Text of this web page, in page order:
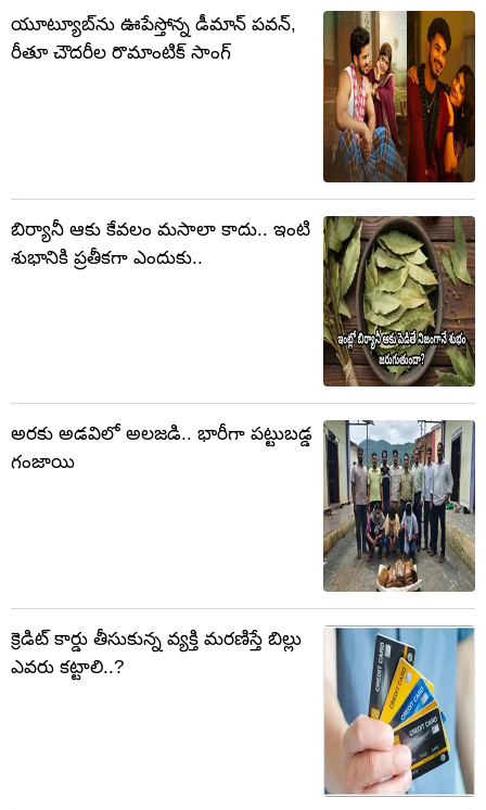
యూట్యూబ్‌ను ఊపేస్తోన్న డీమాన్ పవన్,
రీతూ చౌదరీల రొమాంటిక్ సాంగ్
బిర్యానీ ఆకు కేవలం మసాలా కాదు.. ఇంటి
శుభానికి ప్రతీకగా ఎందుకు..
అరకు అడవిలో అలజడి.. భారీగా పట్టుబడ్డ
గంజాయి
క్రెడిట్ కార్డు తీసుకున్న వ్యక్తి మరణిస్తే బిల్లు
ఎవరు కట్టాలి..?